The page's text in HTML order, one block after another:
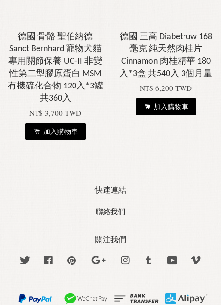
德國 骨骼 聖伯納德
Sanct Bernhard 寵物犬貓
專用關節保養 UC-II 非變
性第二型膠原蛋白 MSM
有機硫化合物 120入*3罐
共360入
NT$ 3,700 TWD
加入購物車
德國 三高 Diabetruw 168
毫克 純天然肉桂片
Cinnamon 肉桂精華 180
入*3盒 共540入 3個月量
NT$ 6,200 TWD
加入購物車
快速連結
聯絡我們
關注我們
Twitter Facebook Pinterest Google Instagram Tumblr YouTube